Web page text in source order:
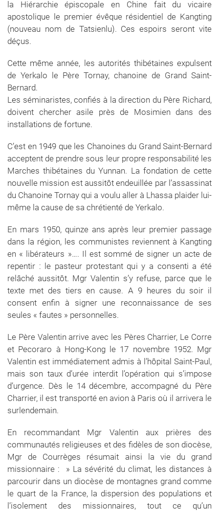
la Hiérarchie épiscopale en Chine fait du vicaire
apostolique le premier évêque résidentiel de Kangting
(nouveau nom de Tatsienlu). Ces espoirs seront vite
déçus.
Cette même année, les autorités thibétaines expulsent
de Yerkalo le Père Tornay, chanoine de Grand Saint-
Bernard.
Les séminaristes, confiés à la direction du Père Richard,
doivent chercher asile près de Mosimien dans des
installations de fortune.
C’est en 1949 que les Chanoines du Grand Saint-Bernard
acceptent de prendre sous leur propre responsabilité les
Marches thibétaines du Yunnan. La fondation de cette
nouvelle mission est aussitôt endeuillée par l’assassinat
du Chanoine Tornay qui a voulu aller à Lhassa plaider lui-
même la cause de sa chrétienté de Yerkalo.
En mars 1950, quinze ans après leur premier passage
dans la région, les communistes reviennent à Kangting
en « libérateurs »…. Il est sommé de signer un acte de
repentir : le pasteur protestant qui y a consenti a été
relâché aussitôt. Mgr Valentin s’y refuse, parce que le
texte met des tiers en cause. A 9 heures du soir il
consent enfin à signer une reconnaissance de ses
seules « fautes » personnelles.
Le Père Valentin arrive avec les Pères Charrier, Le Corre
et Pecoraro à Hong-Kong le 17 novembre 1952. Mgr
Valentin est immédiatement admis à l’hôpital Saint-Paul,
mais son taux d’urée interdit l’opération qui s’impose
d’urgence. Dès le 14 décembre, accompagné du Père
Charrier, il est transporté en avion à Paris où il arrivera le
surlendemain.
En recommandant Mgr Valentin aux prières des
communautés religieuses et des fidèles de son diocèse,
Mgr de Courrèges résumait ainsi la vie du grand
missionnaire : » La sévérité du climat, les distances à
parcourir dans un diocèse de montagnes grand comme
le quart de la France, la dispersion des populations et
l’isolement des missionnaires, tout ce qu’un